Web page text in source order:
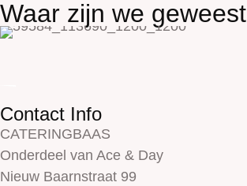
Waar zijn we geweest
Contact Info
CATERINGBAAS
Onderdeel van Ace & Day
Nieuw Baarnstraat 99